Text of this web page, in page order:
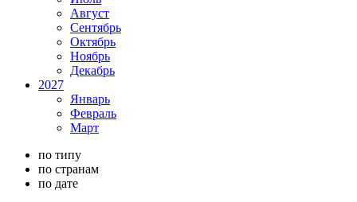
Август
Сентябрь
Октябрь
Ноябрь
Декабрь
2027
Январь
Февраль
Март
по типу
по странам
по дате